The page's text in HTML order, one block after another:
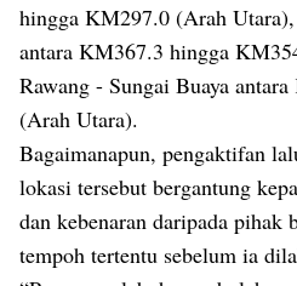
hingga KM297.0 (Arah
antara KM367.3 hingga
Rawang - Sungai Buaya
(Arah Utara).
Bagaimanapun, pengaktifan
lokasi tersebut bergantung
dan kebenaran daripada pihak
tempoh tertentu sebelum ia